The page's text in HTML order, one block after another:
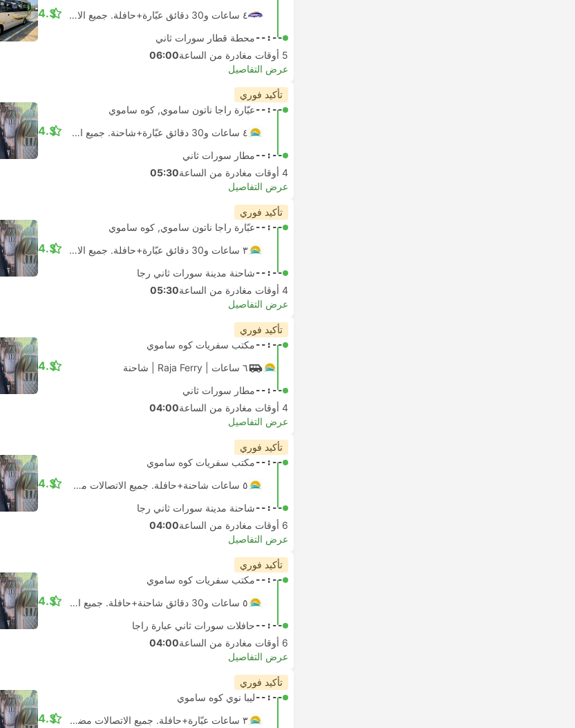
٤ ساعات و‫30 دقائق عبّارة+حافلة. جميع الاتصالات مضمونة
--:--محطة قطار سورات ثاني
4.3
5 أوقات مغادرة من الساعة
06:00
عرض التفاصيل
تأكيد فوري
--:--عبّارة راجا ناتون ساموي, كوه ساموي
٤ ساعات و‫30 دقائق عبّارة+شاحنة. جميع الاتصالات مضمونة
--:--مطار سورات ثاني
4.3
4 أوقات مغادرة من الساعة
05:30
عرض التفاصيل
تأكيد فوري
--:--عبّارة راجا ناتون ساموي, كوه ساموي
٣ ساعات و‫30 دقائق عبّارة+حافلة. جميع الاتصالات مضمونة
--:--شاحنة مدينة سورات ثاني رجا
4.3
4 أوقات مغادرة من الساعة
05:30
عرض التفاصيل
تأكيد فوري
--:--مكتب سفريات كوه ساموي
٦ ساعات
شاحنة
--:--مطار سورات ثاني
4.3
4 أوقات مغادرة من الساعة
04:00
عرض التفاصيل
تأكيد فوري
--:--مكتب سفريات كوه ساموي
٥ ساعات شاحنة+حافلة. جميع الاتصالات مضمونة
--:--شاحنة مدينة سورات ثاني رجا
4.3
6 أوقات مغادرة من الساعة
04:00
عرض التفاصيل
تأكيد فوري
--:--مكتب سفريات كوه ساموي
٥ ساعات و‫30 دقائق شاحنة+حافلة. جميع الاتصالات مضمونة
--:--حافلات سورات ثاني عبارة راجا
4.3
6 أوقات مغادرة من الساعة
04:00
عرض التفاصيل
تأكيد فوري
--:--ليبا نوي كوه ساموي
٣ ساعات عبّارة+حافلة. جميع الاتصالات مضمونة
4.3